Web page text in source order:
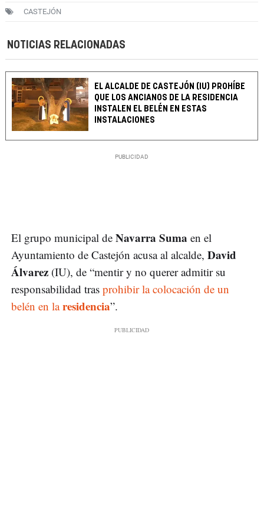
CASTEJÓN
NOTICIAS RELACIONADAS
EL ALCALDE DE CASTEJÓN (IU) PROHÍBE
QUE LOS ANCIANOS DE LA RESIDENCIA
INSTALEN EL BELÉN EN ESTAS
INSTALACIONES
El grupo municipal de Navarra Suma en el
Ayuntamiento de Castejón acusa al alcalde, David
Álvarez (IU), de “mentir y no querer admitir su
responsabilidad tras prohibir la colocación de un
belén en laresidencia”.